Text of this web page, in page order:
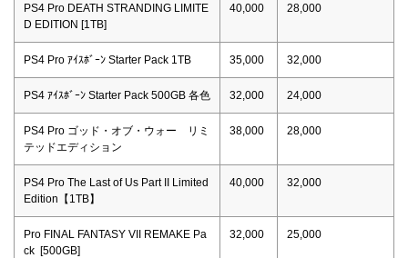
PS4 Pro DEATH STRANDING LIMITE
D EDITION [1TB]
40,000 28,000
PS4 Pro ｱｲｽﾎﾞｰﾝ Starter Pack 1TB 35,000 32,000
PS4 ｱｲｽﾎﾞｰﾝ Starter Pack 500GB 各色 32,000 24,000
PS4 Pro ゴッド・オブ・ウォー リミ
テッドエディション
38,000 28,000
PS4 Pro The Last of Us Part II Limited
Edition【1TB】
40,000 32,000
Pro FINAL FANTASY VII REMAKE Pa
ck [500GB]
32,000 25,000